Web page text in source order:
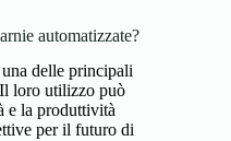
automatizzate?
delle principali
loro utilizzo può
e la produttività
per il futuro di